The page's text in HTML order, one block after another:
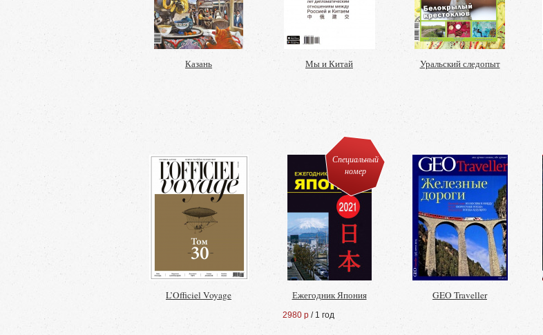
Казань Мы и Китай Уральский следопыт
L’Officiel Voyage
Специальный
номер
Ежегодник Япония
2980 р / 1 год
GEO Traveller